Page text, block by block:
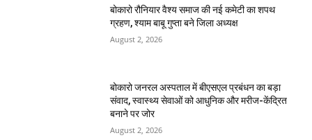
बोकारो रौनियार वैश्य समाज की नई कमेटी का शपथ
ग्रहण, श्याम बाबू गुप्ता बने जिला अध्यक्ष
August 2, 2026
बोकारो जनरल अस्पताल में बीएसएल प्रबंधन का बड़ा
संवाद, स्वास्थ्य सेवाओं को आधुनिक और मरीज-केंद्रित
बनाने पर जोर
August 2, 2026